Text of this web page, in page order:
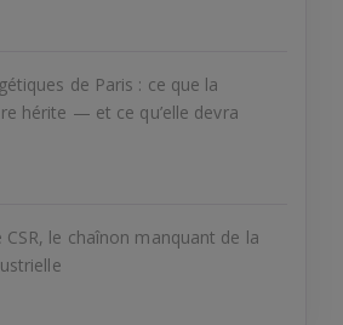
de Paris : ce que la
hérite — et ce qu’elle devra
CSR, le chaînon manquant de la